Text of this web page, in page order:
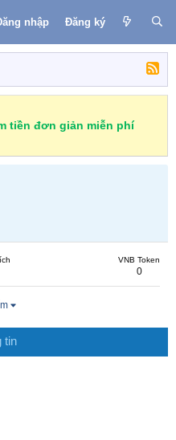
nhập Đăng ký
tiền đơn giản miễn phí
VNB Token
0
tin